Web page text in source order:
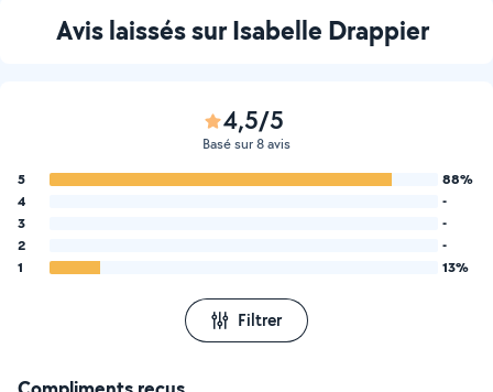
Avis laissés sur Isabelle Drappier
4,5/5
Basé sur 8 avis
5
88%
4
-
3
-
2
-
1
13%
Filtrer